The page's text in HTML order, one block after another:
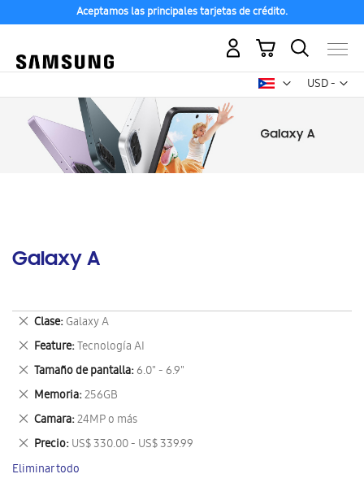
Aceptamos las principales tarjetas de crédito.
USD -
dólar
Mi carrito
Galaxy A
Clase Galaxy A
Eliminar
este
artículo
Feature Tecnología AI
Eliminar
este
artículo
Tamaño de pantalla 6.0" - 6.9"
Eliminar
este
artículo
Memoria 256GB
Eliminar
este
artículo
Camara 24MP o más
Eliminar
este
artículo
Precio US$ 330.00 - US$ 339.99
Eliminar
este
artículo
Eliminar todo